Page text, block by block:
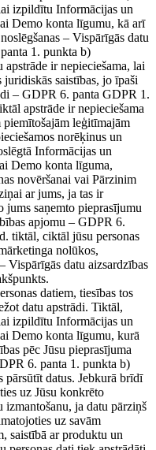
izpildītu Informācijas un
Demo konta līgumu, kā arī
– Vispārīgās datu
1. punkta b)
ir nepieciešama, lai
saistības, jo īpaši
– GDPR 6. panta GDPR 1.
apstrāde ir nepieciešama
leģitīmajām
norēķinus un
Informācijas un
Demo konta līguma,
novēršanai vai Pārzinim
ar jums, ja tas ir
jums saņemto pieprasījumu
apjomu – GDPR 6.
tiktāl, ciktāl jūsu personas
nolūkos,
Vispārīgās datu aizsardzības
datiem, tiesības tos
datu apstrādi. Tiktāl,
izpildītu Informācijas un
Demo konta līgumu, kurā
pēc Jūsu pieprasījuma
6. panta 1. punkta b)
pārsūtīt datus. Jebkurā brīdī
uz Jūsu konkrēto
izmantošanu, ja datu pārziņš
uz savām
saistībā ar produktu un